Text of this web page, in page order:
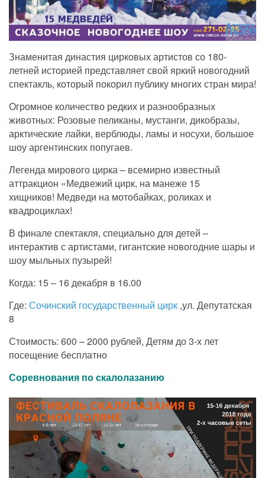
Знаменитая династия цирковых артистов со 180-
летней историей представляет свой яркий новогодний
спектакль, который покорил публику многих стран мира!
Огромное количество редких и разнообразных
животных: Розовые пеликаны, мустанги, дикобразы,
арктические лайки, верблюды, ламы и носухи, большое
шоу аргентинских попугаев.
Легенда мирового цирка – всемирно известный
аттракцион «Медвежий цирк, на манеже 15
хищников! Медведи на мотобайках, роликах и
квадроциклах!
В финале спектакля, специально для детей –
интерактив с артистами, гигантские новогодние шары и
шоу мыльных пузырей!
Когда: 15 – 16 декабря в 16.00
Где: Сочинский государственный цирк ,ул. Депутатская
8
Стоимость: 600 – 2000 рублей, Детям до 3-х лет
посещение бесплатно
Соревнования по скалолазанию